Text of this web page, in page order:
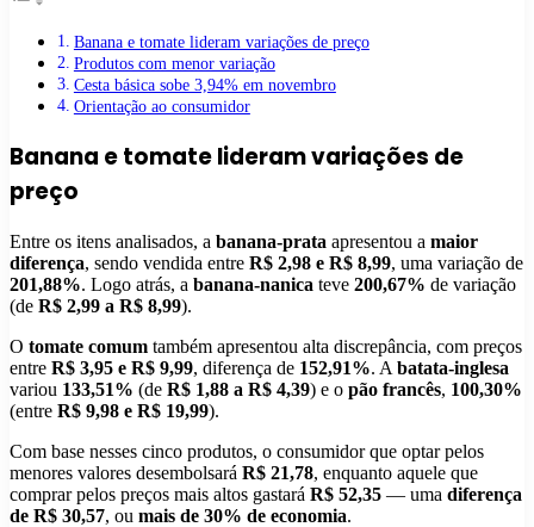
Banana e tomate lideram variações de preço
Produtos com menor variação
Cesta básica sobe 3,94% em novembro
Orientação ao consumidor
Banana e tomate lideram variações de
preço
Entre os itens analisados, a banana-prata apresentou a maior
diferença, sendo vendida entre R$ 2,98 e R$ 8,99, uma variação de
201,88%. Logo atrás, a banana-nanica teve 200,67% de variação
(de R$ 2,99 a R$ 8,99).
O tomate comum também apresentou alta discrepância, com preços
entre R$ 3,95 e R$ 9,99, diferença de 152,91%. A batata-inglesa
variou 133,51% (de R$ 1,88 a R$ 4,39) e o pão francês, 100,30%
(entre R$ 9,98 e R$ 19,99).
Com base nesses cinco produtos, o consumidor que optar pelos
menores valores desembolsará R$ 21,78, enquanto aquele que
comprar pelos preços mais altos gastará R$ 52,35 — uma diferença
de R$ 30,57, ou mais de 30% de economia.